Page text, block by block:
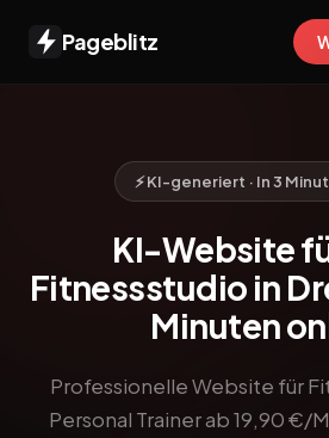
Pageblitz
⚡ KI-generiert · In 3
KI-Website
Fitnessstudio in
Minuten
Professionelle Website für
Personal Trainer ab 19,90 €/